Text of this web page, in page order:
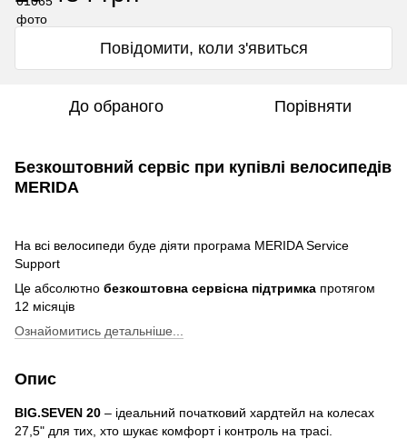
Повідомити, коли з'явиться
До обраного Порівняти
Безкоштовний сервіс при купівлі велосипедів
MERIDA
На всі велосипеди буде діяти програма MERIDA Service
Support
Це абсолютно безкоштовна сервісна підтримка протягом
12 місяців
Ознайомитись детальніше...
Опис
BIG.SEVEN 20 – ідеальний початковий хардтейл на колесах
27,5" для тих, хто шукає комфорт і контроль на трасі.